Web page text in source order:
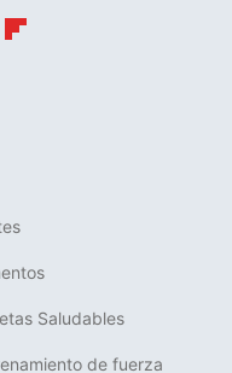
Saludables
de fuerza